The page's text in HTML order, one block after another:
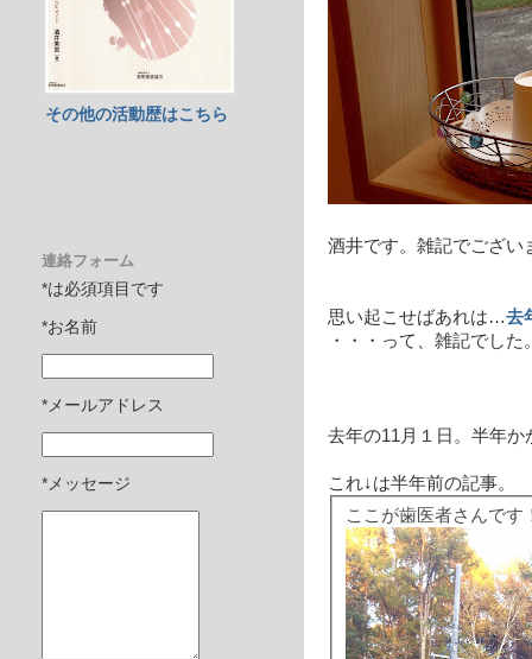
酒井です。雑記でござい
思い起こせばあれは…去
・・・って、雑記でし
去年の11月１日。半年
これ↓は半年前の記事。
ここが歯医者さんで
その他の活動歴はこちら
連絡フォーム
*は必須項目です
*お名前
*メールアドレス
*メッセージ